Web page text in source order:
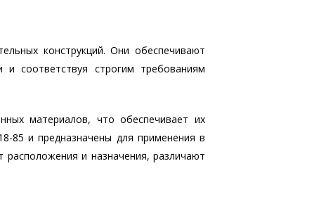
конструкций. Они обеспечивают
соответствуя строгим требованиям
материалов, что обеспечивает их
85 и предназначены для применения в
и назначения, различают